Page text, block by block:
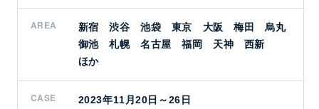
AREA
新宿 渋谷 池袋 東京 大阪 梅田 烏丸
御池 札幌 名古屋 福岡 天神 西新
ほか
CASE
2023年11月20日～26日